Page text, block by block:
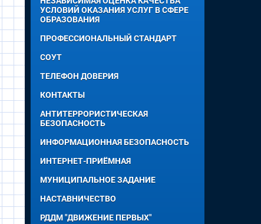
УСЛОВИЙ ОКАЗАНИЯ УСЛУГ В СФЕРЕ
ОБРАЗОВАНИЯ
ПРОФЕССИОНАЛЬНЫЙ СТАНДАРТ
СОУТ
ТЕЛЕФОН ДОВЕРИЯ
КОНТАКТЫ
АНТИТЕРРОРИСТИЧЕСКАЯ
БЕЗОПАСНОСТЬ
ИНФОРМАЦИОННАЯ БЕЗОПАСНОСТЬ
ИНТЕРНЕТ-ПРИЁМНАЯ
МУНИЦИПАЛЬНОЕ ЗАДАНИЕ
НАСТАВНИЧЕСТВО
РДДМ "ДВИЖЕНИЕ ПЕРВЫХ"